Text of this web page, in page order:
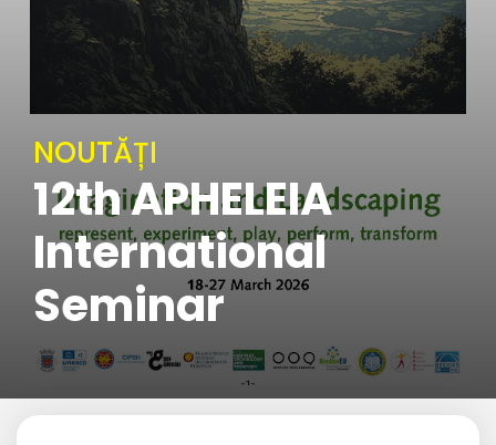
NOUTĂȚI
12th APHELEIA
International
Seminar